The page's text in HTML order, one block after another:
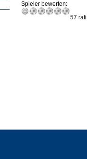
Spieler bewerten:
57